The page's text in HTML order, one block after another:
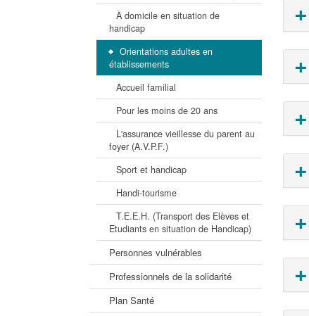
À domicile en situation de
handicap
Orientations adultes en
établissements
Accueil familial
Pour les moins de 20 ans
L'assurance vieillesse du parent au
foyer (A.V.P.F.)
Sport et handicap
Handi-tourisme
T.E.E.H. (Transport des Elèves et
Etudiants en situation de Handicap)
Personnes vulnérables
Professionnels de la solidarité
Plan Santé